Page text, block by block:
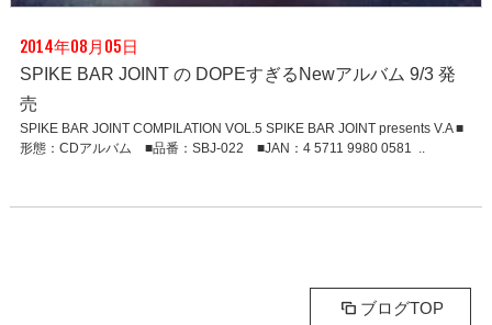
2014年08月05日
SPIKE BAR JOINT の DOPEすぎるNewアルバム 9/3 発
売
SPIKE BAR JOINT COMPILATION VOL.5 SPIKE BAR JOINT presents V.A ■
形態：CDアルバム ■品番：SBJ-022 ■JAN：4 5711 9980 0581 ..
ブログTOP